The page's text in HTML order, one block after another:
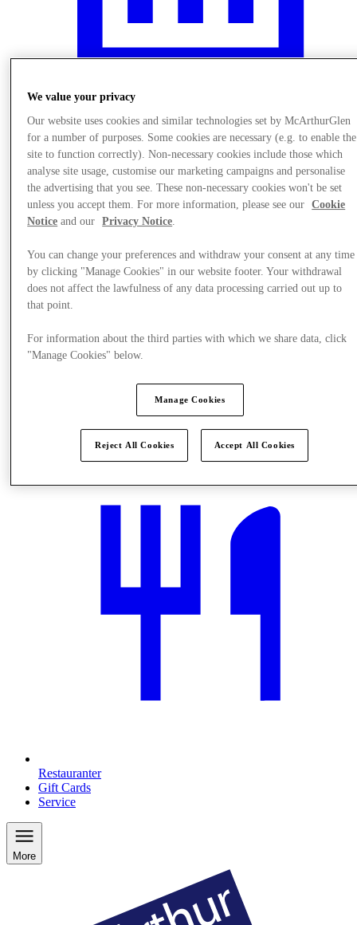
Planlæg dit besøg
Restauranter
Gift Cards
Service
More
We value your privacy
Our website uses cookies and similar technologies set by McArthurGlen
for a number of purposes. Some cookies are necessary (e.g. to enable the
site to function correctly). Non-necessary cookies include those which
analyse site usage, customise our marketing campaigns and personalise
the advertising that you see. These non-necessary cookies won't be set
unless you accept them. For more information, please see our
Cookie
Notice and our Privacy Notice
You can change your preferences and withdraw your consent at any time
by clicking "Manage Cookies" in our website footer. Your withdrawal
does not affect the lawfulness of any data processing carried out up to
that point.
For information about the third parties with which we share data, click
"Manage Cookies" below.
Manage Cookies
Reject All Cookies Accept All Cookies